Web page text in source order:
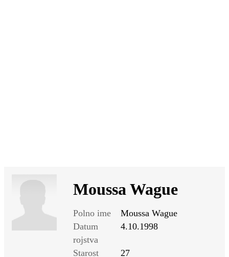
Moussa Wague
Polno ime
Moussa Wague
Datum
rojstva
4.10.1998
Starost
27